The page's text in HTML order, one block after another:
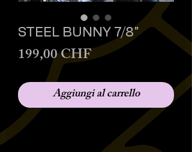
STEEL BUNNY 7/8"
199,00 CHFPrezzo
Aggiungi al carrello